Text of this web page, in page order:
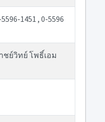
1451 , 0-5596
ชย์วิทย์ โพธิ์เอม